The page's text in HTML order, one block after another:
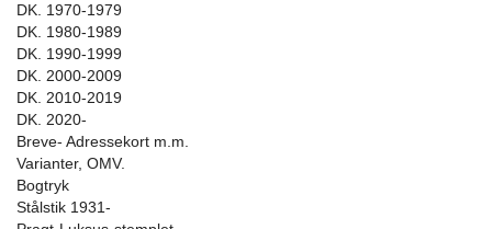
DK. 1970-1979
DK. 1980-1989
DK. 1990-1999
DK. 2000-2009
DK. 2010-2019
DK. 2020-
Breve- Adressekort m.m.
Varianter, OMV.
Bogtryk
Stålstik 1931-